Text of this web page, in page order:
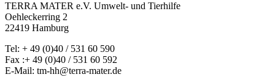
TERRA MATER e.V. Umwelt- und Tierhilfe
Oehleckerring 2
22419 Hamburg
Tel: + 49 (0)40 / 531 60 590
Fax :+ 49 (0)40 / 531 60 592
E-Mail: tm-hh@terra-mater.de